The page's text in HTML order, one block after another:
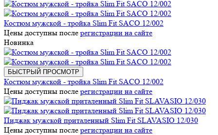
Костюм мужской - тройка Slim Fit SACO 12/002
Цены доступны после регистрации на сайте
Новинка
БЫСТРЫЙ ПРОСМОТР
Костюм мужской - тройка Slim Fit SACO 12/002
Цены доступны после регистрации на сайте
Пиджак мужской приталенный Slim Fit SLAVASIO 12/030
Цены доступны после регистрации на сайте